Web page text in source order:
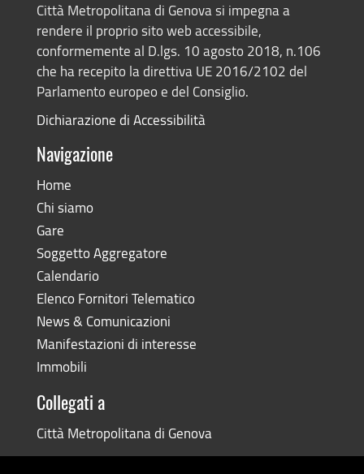
Città Metropolitana di Genova si impegna a
rendere il proprio sito web accessibile,
conformemente al D.lgs. 10 agosto 2018, n.106
che ha recepito la direttiva UE 2016/2102 del
Parlamento europeo e del Consiglio.
Dichiarazione di Accessibilità
Navigazione
Home
Chi siamo
Gare
Soggetto Aggregatore
Calendario
Elenco Fornitori Telematico
News & Comunicazioni
Manifestazioni di interesse
Immobili
Collegati a
Città Metropolitana di Genova